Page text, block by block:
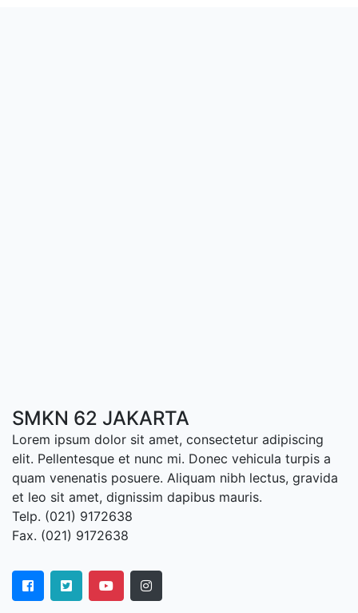
SMKN 62 JAKARTA
Lorem ipsum dolor sit amet, consectetur adipiscing
elit. Pellentesque et nunc mi. Donec vehicula turpis a
quam venenatis posuere. Aliquam nibh lectus, gravida
et leo sit amet, dignissim dapibus mauris.
Telp. (021) 9172638
Fax. (021) 9172638